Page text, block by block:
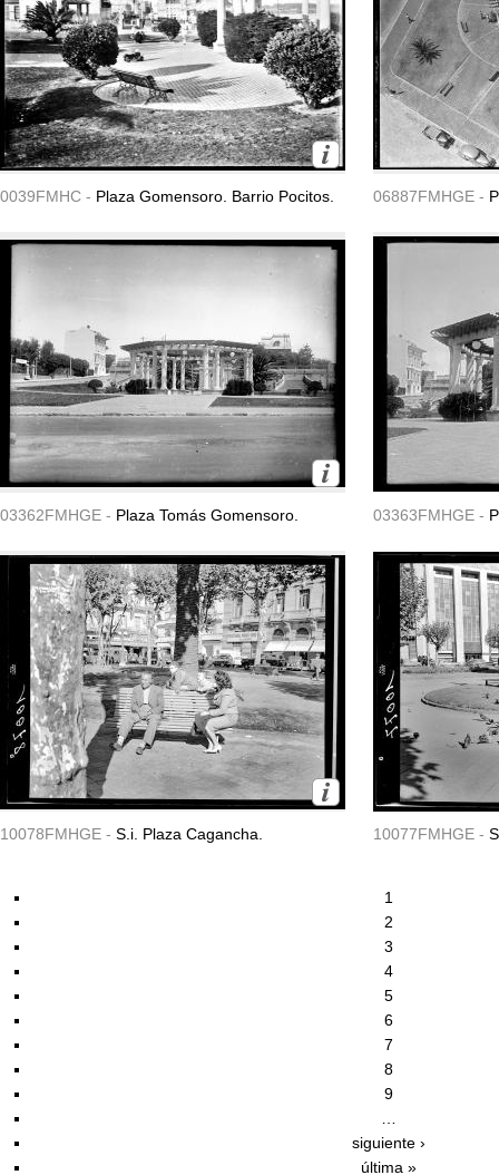
0039FMHC - Plaza Gomensoro. Barrio Pocitos. 06887FMHGE -
03362FMHGE - Plaza Tomás Gomensoro. 03363FMHGE -
10078FMHGE - S.i. Plaza Cagancha. 10077FMHGE -
1
2
3
4
5
6
7
8
9
siguiente ›
última »